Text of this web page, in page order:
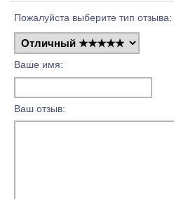
Пожалуйста выберите тип отзыва:
Ваше имя:
Ваш отзыв: